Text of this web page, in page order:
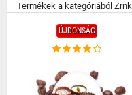
Termékek a kategóriából
ÚJDONSÁG